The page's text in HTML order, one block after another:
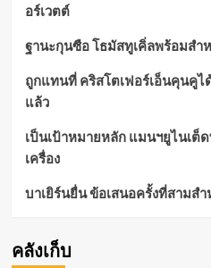
อร์เวตต์
ฐานะกุนซือ โธมัสทูเคิ่ลพร้อมสำ
ถูกแทนที่ คริสโตเฟอร์เอ็นคุนคูไ
แล้ว
เป็นเป้าหมายหลัก แมนฯยูไนเต็
เครื่อง
บาเยิร์นยื่น ข้อเสนอครั้งที่สามสำ
คลังเก็บ